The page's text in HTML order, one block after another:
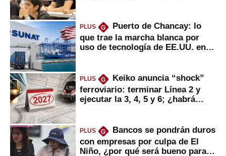
PLUS G
Puerto de Chancay: lo
que trae la marcha blanca por
uso de tecnología de EE.UU. en
PLUS G
Keiko anuncia “shock”
ferroviario: terminar Línea 2 y
ejecutar la 3, 4, 5 y 6; ¿habrá
PLUS G
Bancos se pondrán duros
con empresas por culpa de El
Niño, ¿por qué será bueno para